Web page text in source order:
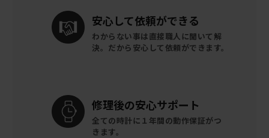
安心して依頼ができる
わからない事は直接職人に聞いて解
決。 だから安心して依頼ができます。
修理後の安心サポート
全ての時計に １年間の動作保証がつ
きます。